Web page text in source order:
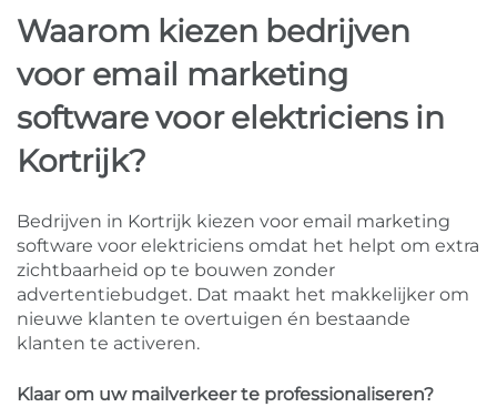
Waarom kiezen bedrijven
voor email marketing
software voor elektriciens in
Kortrijk?
Bedrijven in Kortrijk kiezen voor email marketing
software voor elektriciens omdat het helpt om extra
zichtbaarheid op te bouwen zonder
advertentiebudget. Dat maakt het makkelijker om
nieuwe klanten te overtuigen én bestaande
klanten te activeren.
Klaar om uw mailverkeer te professionaliseren?